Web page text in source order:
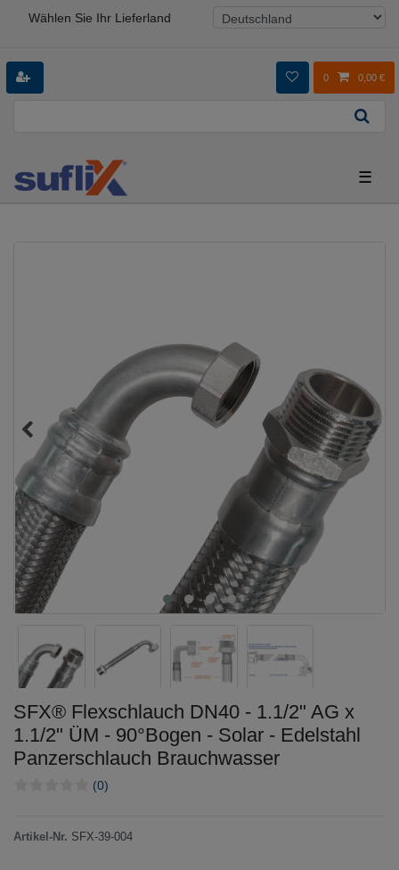
Wählen Sie Ihr Lieferland
0 0,00 €
☰
SFX® Flexschlauch DN40 - 1.1/2" AG x
1.1/2" ÜM - 90°Bogen - Solar - Edelstahl
Panzerschlauch Brauchwasser
(0)
Artikel-Nr. SFX-39-004